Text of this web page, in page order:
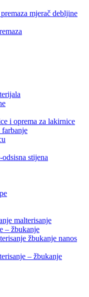
mjerač debljine
i oprema za lakirnice
stijena
malterisanje
– žbukanje
žbukanje nanos
– žbukanje